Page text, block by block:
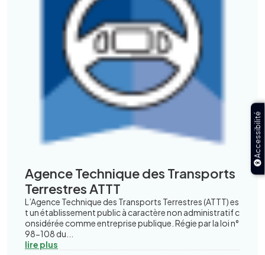
Accessibilité
Agence Technique des Transports
Terrestres ATTT
L’Agence Technique des Transports Terrestres (ATTT) es
t un établissement public à caractère non administratif c
onsidérée comme entreprise publique. Régie par la loi n°
98-108 du...
lire plus